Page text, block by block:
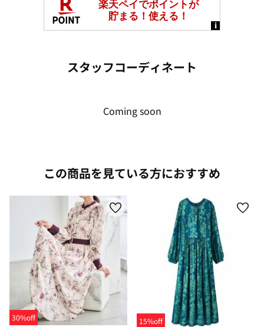
スタッフコーディネート
Coming soon
この商品を見ている方におすすめ
30%off
15%off